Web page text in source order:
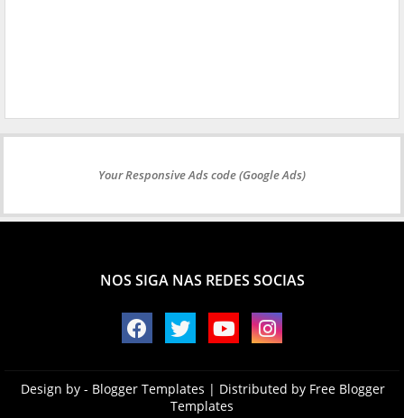
Your Responsive Ads code (Google Ads)
NOS SIGA NAS REDES SOCIAS
Design by - Blogger Templates | Distributed by Free Blogger
Templates